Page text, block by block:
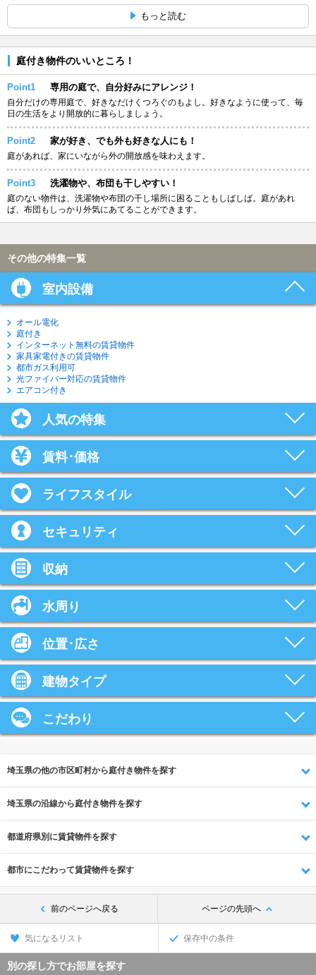
もっと読む
庭付き物件のいいところ！
Point1 専用の庭で、自分好みにアレンジ！
自分だけの専用庭で、好きなだけくつろぐのもよし。好きなように使って、毎
日の生活をより開放的に暮らしましょう。
Point2 家が好き、でも外も好きな人にも！
庭があれば、家にいながら外の開放感を味わえます。
Point3 洗濯物や、布団も干しやすい！
庭のない物件は、洗濯物や布団の干し場所に困ることもしばしば。庭があれ
ば、布団もしっかり外気にあてることができます。
その他の特集一覧
室内設備
オール電化
庭付き
インターネット無料の賃貸物件
家具家電付きの賃貸物件
都市ガス利用可
光ファイバー対応の賃貸物件
エアコン付き
人気の特集
賃料･価格
ライフスタイル
セキュリティ
収納
水周り
位置･広さ
建物タイプ
こだわり
埼玉県の他の市区町村から庭付き物件を探す
埼玉県の沿線から庭付き物件を探す
都道府県別に賃貸物件を探す
都市にこだわって賃貸物件を探す
前のページへ戻る ページの先頭へ
気になるリスト 保存中の条件
別の探し方でお部屋を探す